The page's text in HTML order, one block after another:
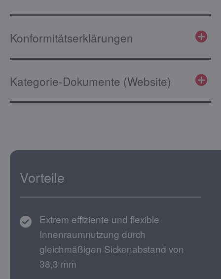
Konformitätserklärungen
Kategorie-Dokumente (Website)
Vorteile
Extrem effiziente und flexible
Innenraumnutzung durch
gleichmäßigen Sickenabstand von
38,3 mm